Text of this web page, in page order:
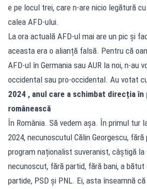
e pe locul trei, care n-are nicio legătură
calea AFD-ului.
La ora actuală AFD-ul mai are un pic și
aceasta era o alianță falsă. Pentru că
AFD-ul în Germania sau AUR la noi, n-au
occidental sau pro-occidental. Au votat
2024 , anul care a schimbat direcția
românească
În România. Să vedem așa. În primul tur
2024, necunoscutul Călin Georgescu, fără
program naționalist suveranist, câștigă la
necunoscut, fără partid, fără bani, a bătut
partide, PSD și PNL. Ei, asta înseamnă